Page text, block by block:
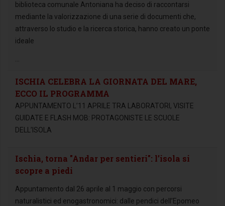
biblioteca comunale Antoniana ha deciso di raccontarsi
mediante la valorizzazione di una serie di documenti che,
attraverso lo studio e la ricerca storica, hanno creato un ponte
ideale
...
ISCHIA CELEBRA LA GIORNATA DEL MARE,
ECCO IL PROGRAMMA
APPUNTAMENTO L’11 APRILE TRA LABORATORI, VISITE
GUIDATE E FLASH MOB: PROTAGONISTE LE SCUOLE
DELL’ISOLA
Ischia, torna "Andar per sentieri": l’isola si
scopre a piedi
Appuntamento dal 26 aprile al 1 maggio con percorsi
naturalistici ed enogastronomici: dalle pendici dell’Epomeo